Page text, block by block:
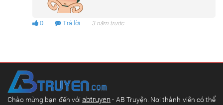
0 Trả lời 3 năm trước
Chào mừng bạn đến vớiabtruyen- AB Truyện. Nơi thành viên có thể